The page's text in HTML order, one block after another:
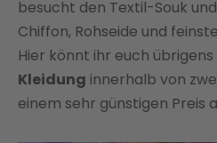
besucht den Textil-Souk
Chiffon, Rohseide und
Hier könnt ihr euch übrigens
Kleidung innerhalb von
einem sehr günstigen Preis